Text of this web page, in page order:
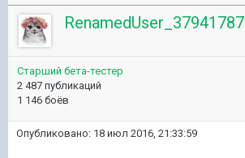
RenamedUser_37941787
Старший бета-тестер
2 487 публикаций
1 146 боёв
Опубликовано: 18 июл 2016, 21:33:59